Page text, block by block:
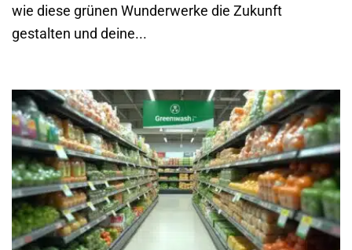
wie diese grünen Wunderwerke die Zukunft
gestalten und deine...